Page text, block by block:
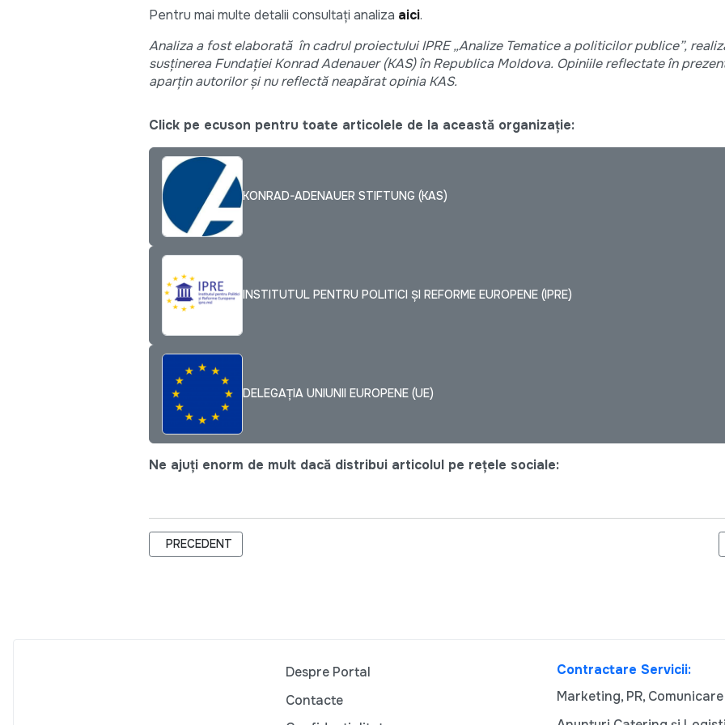
Pentru mai multe detalii consultați analiza aici.
Analiza a fost elaborată în cadrul proiectului IPRE „Analize Tematice a politicilor publice”,
susținerea Fundației Konrad Adenauer (KAS) în Republica Moldova. Opiniile reflectate în
aparțin autorilor și nu reflectă neapărat opinia KAS.
Click pe ecuson pentru toate articolele de la această organizație:
KONRAD-ADENAUER STIFTUNG (KAS)
INSTITUTUL PENTRU POLITICI ȘI REFORME EUROPENE (IPRE)
DELEGAȚIA UNIUNII EUROPENE (UE)
Ne ajuți enorm de mult dacă distribui articolul pe rețele sociale:
ARTICOL PRECEDENT: CUM SĂ EVITĂM FRAUDAREA ALEGERILOR PREZIDENȚIALE DIN REPUBLICA
PRECEDENT
Despre Portal
Contacte
Contractare Servicii:
Marketing, PR, Comunicare